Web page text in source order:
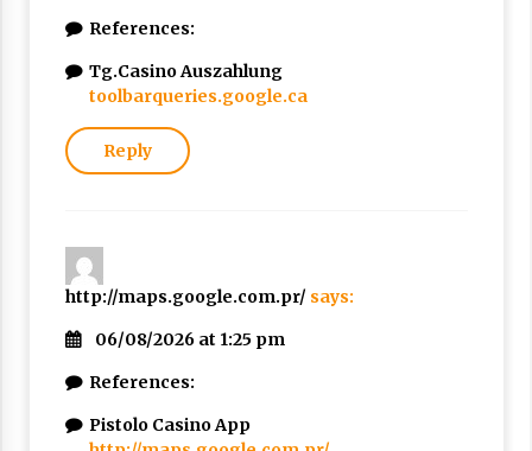
References:
Tg.Casino Auszahlung
toolbarqueries.google.ca
Reply
http://maps.google.com.pr/ says:
06/08/2026 at 1:25 pm
References:
Pistolo Casino App